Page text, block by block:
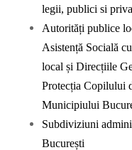
legii, publici si
Autorități publice
Asistență Socială
local și Direcțiile
Protecția Copilului
Municipiului
Subdiviziuni
București